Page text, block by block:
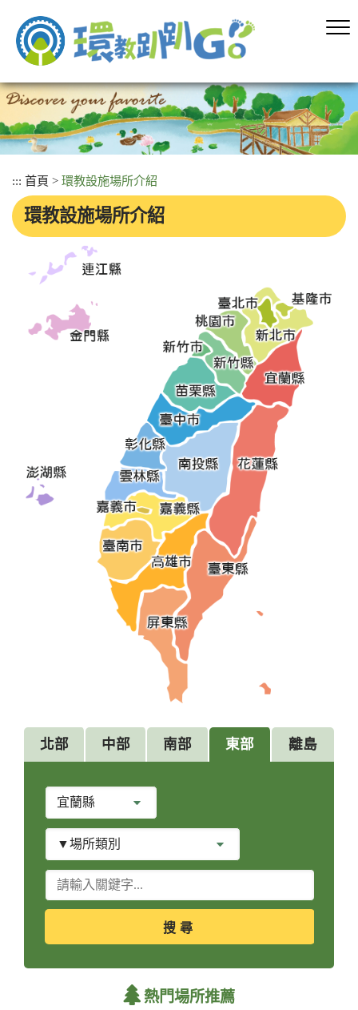
容
塊
::: 首頁 > 環教設施場所介紹
環教設施場所介紹
北部 中部 南部 東部 離島
縣
別
場
類
別
關
鍵
字
熱門場所推薦